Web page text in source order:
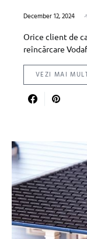
December 12, 2024
Orice client de
reîncărcare
VEZI MAI